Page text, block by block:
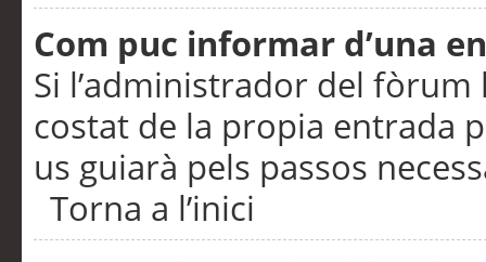
Com puc informar d’una
Si l’administrador del
costat de la propia entrada
us guiarà pels passos
Torna a l’inici